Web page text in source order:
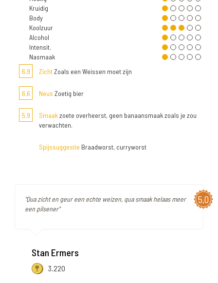
Kruidig
Body
Koolzuur
Alcohol
Intensit.
Nasmaak
6,9
ZichtZoals een Weissen moet zijn
6,6 Neus Zoetig bier
5,9 Smaakzoete overheerst, geen banaansmaak zoals je zou
verwachten.
Spijssuggestie Braadworst, curryworst
5,0
"Qua zicht en geur een echte weizen, qua smaak helaas meer
een pilsener"
Stan Ermers
3.220